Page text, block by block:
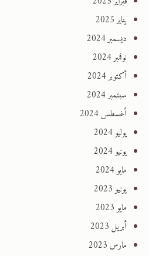
يناير 2025
ديسمبر 2024
نوفمبر 2024
أكتوبر 2024
سبتمبر 2024
أغسطس 2024
يوليو 2024
يونيو 2024
مايو 2024
يونيو 2023
مايو 2023
أبريل 2023
مارس 2023